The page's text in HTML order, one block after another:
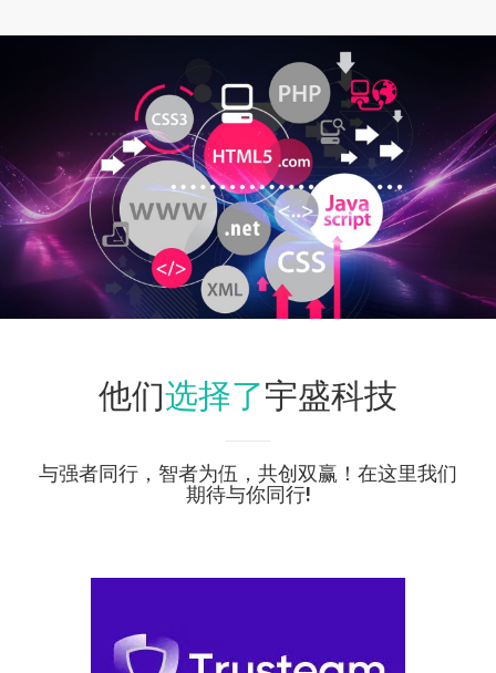
他们选择了宇盛科技
与强者同行，智者为伍，共创双赢！在这里我们
期待与你同行!